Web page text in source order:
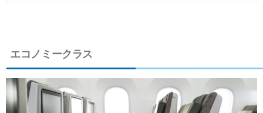
05/08 HIS) 海外航空券 2,000円OFFクーポン
05/08 楽天トラベル) 海外ツアー 最大50,000円OFFクーポン
05/07 JTB) 海外ツアータイムセール
エコノミークラス